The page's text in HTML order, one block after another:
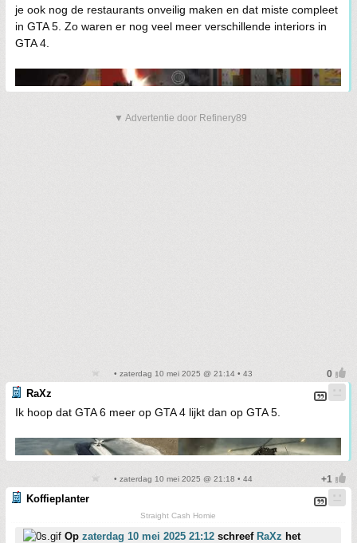
je ook nog de restaurants onveilig maken en dat miste compleet
in GTA 5. Zo waren er nog veel meer verschillende interiors in
GTA 4.
▼ Advertentie door Refinery89
• zaterdag 10 mei 2025 @ 21:14 • 43
RaXz
Ik hoop dat GTA 6 meer op GTA 4 lijkt dan op GTA 5.
• zaterdag 10 mei 2025 @ 21:18 • 44
Koffieplanter
Straight Cash Homie
Op zaterdag 10 mei 2025 21:12 schreef RaXz het